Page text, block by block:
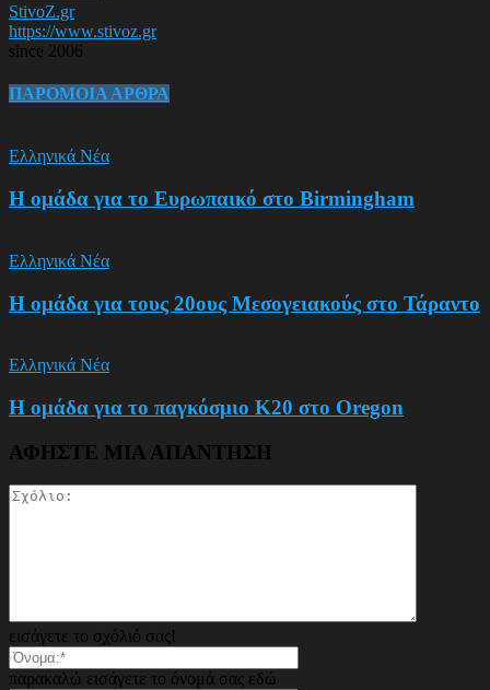
StivoZ.gr
https://www.stivoz.gr
since 2006
ΠΑΡΟΜΟΙΑ ΑΡΘΡΑ
Ελληνικά Νέα
Η ομάδα για το Ευρωπαικό στο Birmingham
Ελληνικά Νέα
Η ομάδα για τους 20ους Μεσογειακούς στο Τάραντο
Ελληνικά Νέα
Η ομάδα για το παγκόσμιο Κ20 στο Oregon
ΑΦΗΣΤΕ ΜΙΑ ΑΠΑΝΤΗΣΗ
εισάγετε το σχόλιό σας!
παρακαλώ εισάγετε το όνομά σας εδώ